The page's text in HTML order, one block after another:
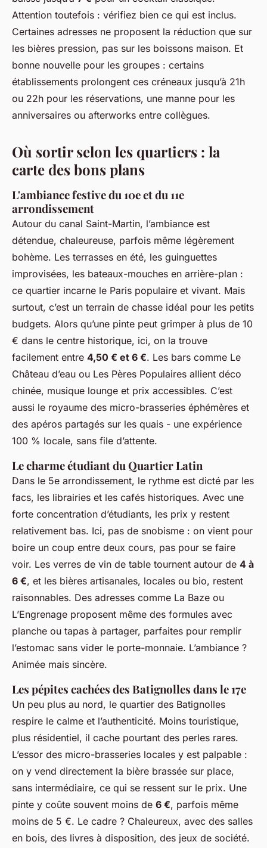
Attention toutefois : vérifiez bien ce qui est inclus.
Certaines adresses ne proposent la réduction que sur
les bières pression, pas sur les boissons maison. Et
bonne nouvelle pour les groupes : certains
établissements prolongent ces créneaux jusqu’à 21h
ou 22h pour les réservations, une manne pour les
anniversaires ou afterworks entre collègues.
Où sortir selon les quartiers : la
carte des bons plans
L'ambiance festive du 10e et du 11e
arrondissement
Autour du canal Saint-Martin, l’ambiance est
détendue, chaleureuse, parfois même légèrement
bohème. Les terrasses en été, les guinguettes
improvisées, les bateaux-mouches en arrière-plan :
ce quartier incarne le Paris populaire et vivant. Mais
surtout, c’est un terrain de chasse idéal pour les petits
budgets. Alors qu’une pinte peut grimper à plus de 10
€ dans le centre historique, ici, on la trouve
facilement entre 4,50 € et 6 €. Les bars comme Le
Château d’eau ou Les Pères Populaires allient déco
chinée, musique lounge et prix accessibles. C’est
aussi le royaume des micro-brasseries éphémères et
des apéros partagés sur les quais - une expérience
100 % locale, sans file d’attente.
Le charme étudiant du Quartier Latin
Dans le 5e arrondissement, le rythme est dicté par les
facs, les librairies et les cafés historiques. Avec une
forte concentration d’étudiants, les prix y restent
relativement bas. Ici, pas de snobisme : on vient pour
boire un coup entre deux cours, pas pour se faire
voir. Les verres de vin de table tournent autour de 4 à
6 €, et les bières artisanales, locales ou bio, restent
raisonnables. Des adresses comme La Baze ou
L’Engrenage proposent même des formules avec
planche ou tapas à partager, parfaites pour remplir
l’estomac sans vider le porte-monnaie. L’ambiance ?
Animée mais sincère.
Les pépites cachées des Batignolles dans le 17e
Un peu plus au nord, le quartier des Batignolles
respire le calme et l’authenticité. Moins touristique,
plus résidentiel, il cache pourtant des perles rares.
L’essor des micro-brasseries locales y est palpable :
on y vend directement la bière brassée sur place,
sans intermédiaire, ce qui se ressent sur le prix. Une
pinte y coûte souvent moins de 6 €, parfois même
moins de 5 €. Le cadre ? Chaleureux, avec des salles
en bois, des livres à disposition, des jeux de société.